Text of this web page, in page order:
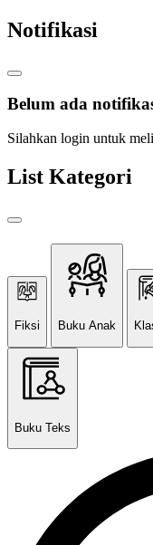
Notifikasi
Belum ada
Silahkan login untuk
List Kategori
Fiksi Buku Anak
Buku Teks